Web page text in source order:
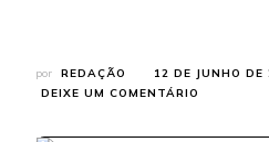
por REDAÇÃO
12 DE JUNHO DE
DEIXE UM COMENTÁRIO